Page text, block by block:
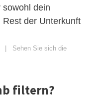
dein
der Unterkunft
Sehen Sie sich die
filtern?